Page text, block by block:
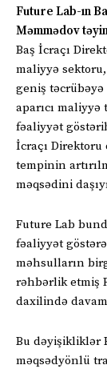
Future Lab-ın
Məmmədov
Baş İcraçı
maliyyə
geniş
aparıcı
fəaliyyət
İcraçı
tempinin
məqsədini
Future Lab
fəaliyyət
məhsulların
rəhbərlik etmiş
daxilində
Bu dəyişikliklər
məqsədyönlü